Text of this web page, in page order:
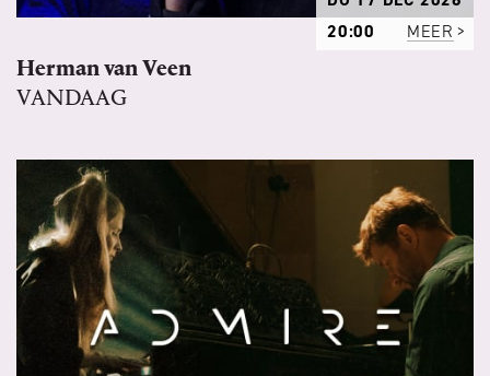
20:00
MEER
Herman van Veen
VANDAAG